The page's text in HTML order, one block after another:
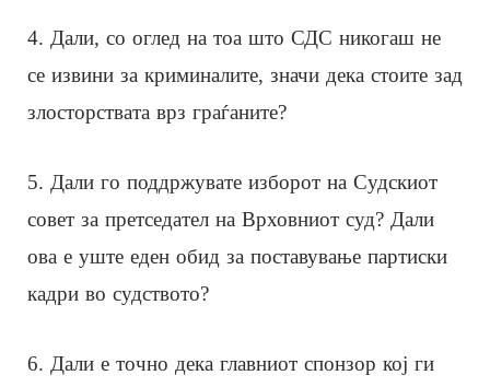
4. Дали, со оглед на тоа што СДС никогаш не
се извини за криминалите, значи дека стоите зад
злосторствата врз граѓаните?
5. Дали го поддржувате изборот на Судскиот
совет за претседател на Врховниот суд? Дали
ова е уште еден обид за поставување партиски
кадри во судството?
6. Дали е точно дека главниот спонзор кој ги